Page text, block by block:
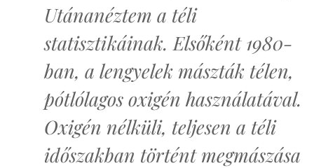
Utánanéztem a téli
statisztikáinak. Elsőként 1980-
ban, a lengyelek mászták télen,
pótlólagos oxigén használatával.
Oxigén nélküli, teljesen a téli
időszakban történt megmászása